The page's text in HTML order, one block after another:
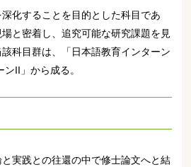
化することを目的とした科目であ
と密着し、追究可能な研究課題を見
科目群は、「日本語教育インターン
II」から成る。
実践との往還の中で修士論文へと結